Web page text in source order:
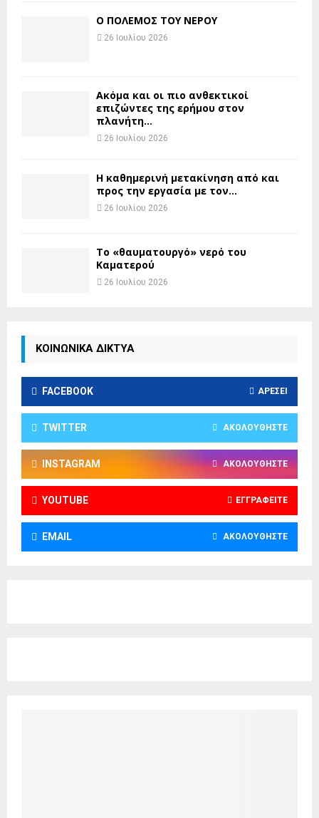
Ο ΠΟΛΕΜΟΣ ΤΟΥ ΝΕΡΟΥ
26 Ιουλίου 2026
Ακόμα και οι πιο ανθεκτικοί
επιζώντες της ερήμου στον
πλανήτη...
26 Ιουλίου 2026
H καθημερινή μετακίνηση από και
προς την εργασία με τον...
26 Ιουλίου 2026
Το «θαυματουργό» νερό του
Καματερού
26 Ιουλίου 2026
ΚΟΙΝΩΝΙΚΑ ΔΙΚΤΥΑ
FACEBOOK ΑΡΈΣΕΙ
TWITTER ΑΚΟΛΟΥΘΉΣΤΕ
INSTAGRAM ΑΚΟΛΟΥΘΉΣΤΕ
YOUTUBE ΕΓΓΡΑΦΕΊΤΕ
EMAIL ΑΚΟΛΟΥΘΉΣΤΕ